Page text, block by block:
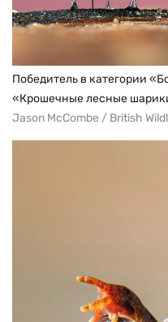
Победитель в категории
«Крошечные лесные
Jason McCombe / British